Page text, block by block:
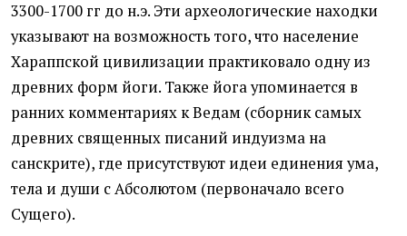
3300-1700 гг до н.э. Эти археологические находки
указывают на возможность того, что население
Хараппской цивилизации практиковало одну из
древних форм йоги. Также йога упоминается в
ранних комментариях к Ведам (сборник самых
древних священных писаний индуизма на
санскрите), где присутствуют идеи единения ума,
тела и души с Абсолютом (первоначало всего
Сущего).